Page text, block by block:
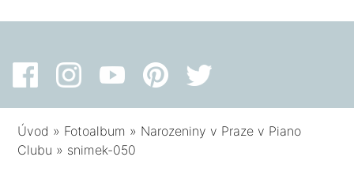
Úvod » Fotoalbum » Narozeniny v Praze v Piano
Clubu » snimek-050